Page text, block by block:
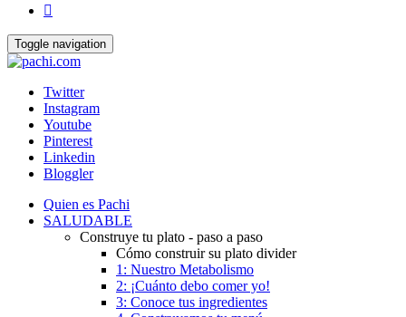

Toggle navigation
Twitter
Instagram
Youtube
Pinterest
Linkedin
Bloggler
Quien es Pachi
SALUDABLE
Construye tu plato - paso a paso
Cómo construir su plato divider
1: Nuestro Metabolismo
2: ¡Cuánto debo comer yo!
3: Conoce tus ingredientes